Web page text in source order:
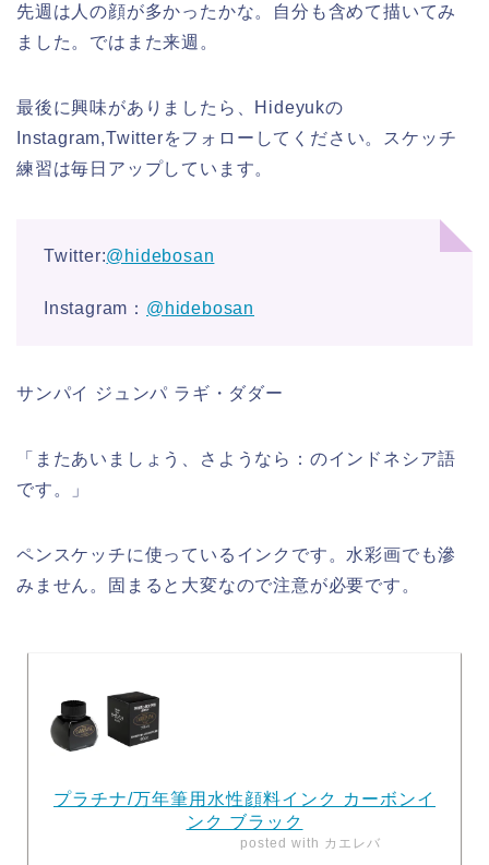
先週は人の顔が多かったかな。自分も含めて描いてみ
ました。ではまた来週。
最後に興味がありましたら、Hideyukの
Instagram,Twitterをフォローしてください。スケッチ
練習は毎日アップしています。
Twitter:@hidebosan
Instagram： @hidebosan
サンパイ ジュンパ ラギ・ダダー
「またあいましょう、さようなら：のインドネシア語
です。」
ペンスケッチに使っているインクです。水彩画でも滲
みません。固まると大変なので注意が必要です。
プラチナ/万年筆用水性顔料インク カーボンイ
ンク ブラック
posted with カエレバ